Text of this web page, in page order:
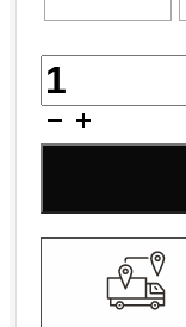
QUANTIDADE
DE
NOREN